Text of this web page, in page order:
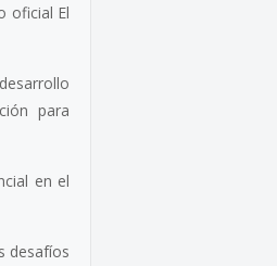
oficial El
para
en el
desafíos